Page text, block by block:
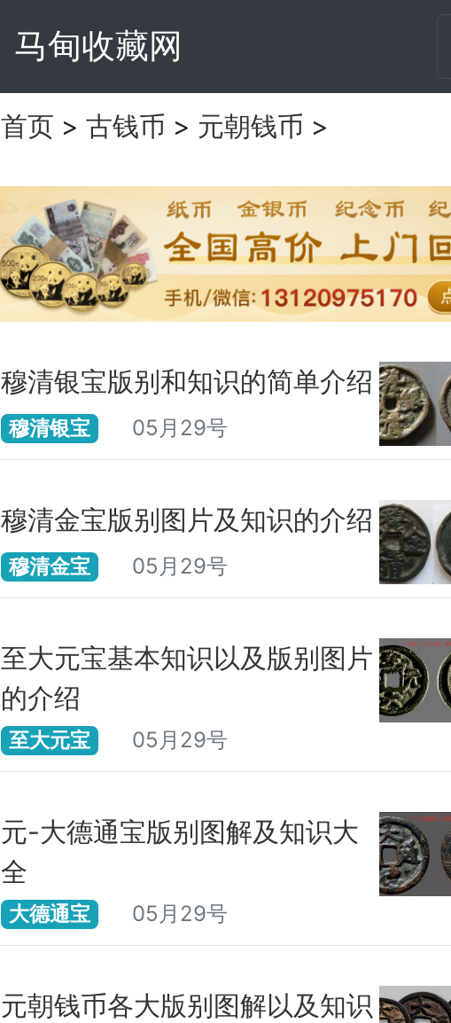
马甸收藏网
首页 > 古钱币 > 元朝钱币 >
穆清银宝版别和知识的简单介绍
穆清银宝 05月29号
穆清金宝版别图片及知识的介绍
穆清金宝 05月29号
至大元宝基本知识以及版别图片
的介绍
至大元宝 05月29号
元-大德通宝版别图解及知识大
全
大德通宝 05月29号
元朝钱币各大版别图解以及知识